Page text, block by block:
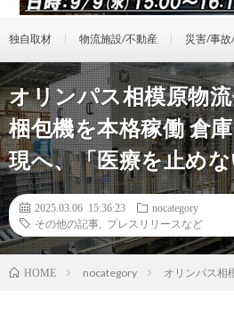
独自取材 物流施設/不動産 災害/事
オリンパス相模原物
梱包機を本格稼働 倉
現へ、「医療を止め
2025.03.06 15:36:23
nocategory
その他の記事
プレスリリースなど
HOME nocategory オリンパス相